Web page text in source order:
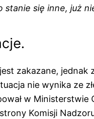
stanie się inne, już
zakazane, jednak
nie wynika ze
w
Komisji